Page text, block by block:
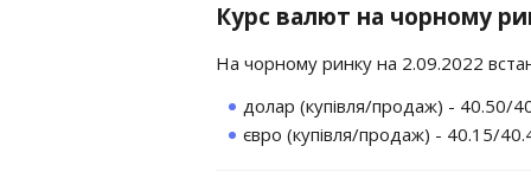
Курс валют на чорному
На чорному ринку на 2.09.2022
долар (купівля/продаж) - 40.50/
євро (купівля/продаж) - 40.15/